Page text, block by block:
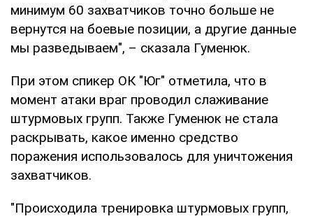
минимум 60 захватчиков точно больше не
вернутся на боевые позиции, а другие данные
мы разведываем", – сказала Гуменюк.
При этом спикер ОК "Юг" отметила, что в
момент атаки враг проводил слаживание
штурмовых групп. Также Гуменюк не стала
раскрывать, какое именно средство
поражения использовалось для уничтожения
захватчиков.
"Происходила тренировка штурмовых групп,